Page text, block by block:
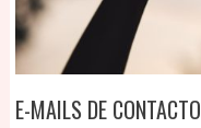
E-MAILS DE CONTACTO